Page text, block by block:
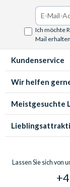
Ich möchte
Mail
Kundenservice
Wir helfen
Meistgesuchte
Lassen Sie sich von